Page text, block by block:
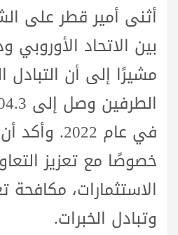
أثنى أمير قطر على
بين الاتحاد الأوروبي
مشيرًا إلى أن التبادل
في عام
خصوصًا مع تعزيز
الاستثمارات، مكافحة
وتبادل الخبرات.